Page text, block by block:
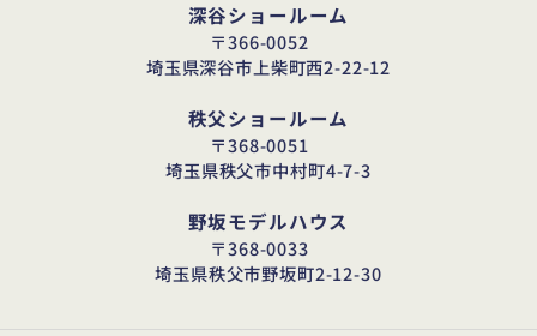
深谷ショールーム
〒366-0052
埼玉県深谷市上柴町西2-22-12
秩父ショールーム
〒368-0051
埼玉県秩父市中村町4-7-3
野坂モデルハウス
〒368-0033
埼玉県秩父市野坂町2-12-30